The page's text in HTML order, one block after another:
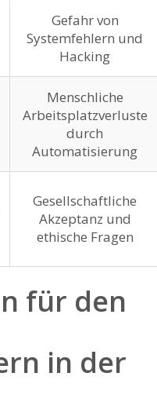
Gefahr von
Systemfehlern und​
Hacking
Menschliche‍
Arbeitsplatzverluste
durch
Automatisierung
Gesellschaftliche
Akzeptanz und
ethische Fragen
⁣für den⁣
in der